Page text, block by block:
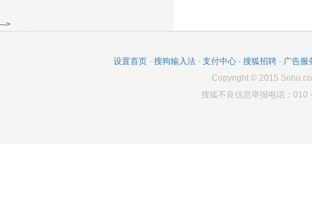
-->
设置首页 - 搜狗输入法 - 支付中心 - 搜狐招聘 - 广告服
Copyright© 2015
搜狐不良信息举报电话：010